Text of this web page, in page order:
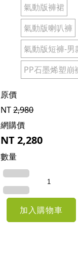
氣動版褲裙
氣動版喇叭褲
氣動版短褲-男
PP石墨烯塑崩
原價
NT2,980
網購價
NT2,280
數量
加入購物車